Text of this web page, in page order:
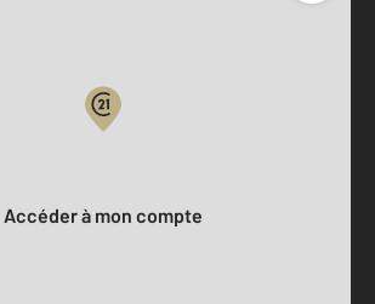
Accéder à mon compte